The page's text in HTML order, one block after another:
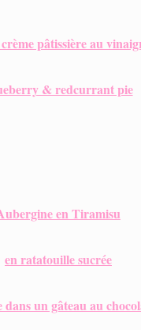
pâtissière au
& redcurrant pie
en Tiramisu
en ratatouille sucrée
dans un gâteau au